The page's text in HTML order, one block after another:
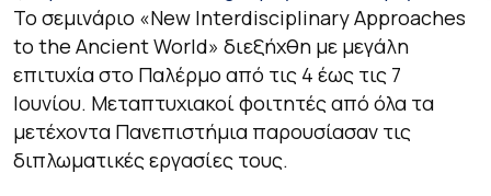
Το σεμινάριο «New Interdisciplinary Approaches
to the Ancient World» διεξήχθη με μεγάλη
επιτυχία στο Παλέρμο από τις 4 έως τις 7
Ιουνίου. Μεταπτυχιακοί φοιτητές από όλα τα
μετέχοντα Πανεπιστήμια παρουσίασαν τις
διπλωματικές εργασίες τους.